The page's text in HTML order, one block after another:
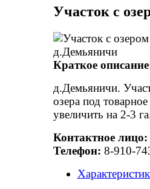
Участок с
Краткое
д.Демьяничи.
озера под
увеличить на 2-3
Контактное лицо:
Телефон: 8-910-